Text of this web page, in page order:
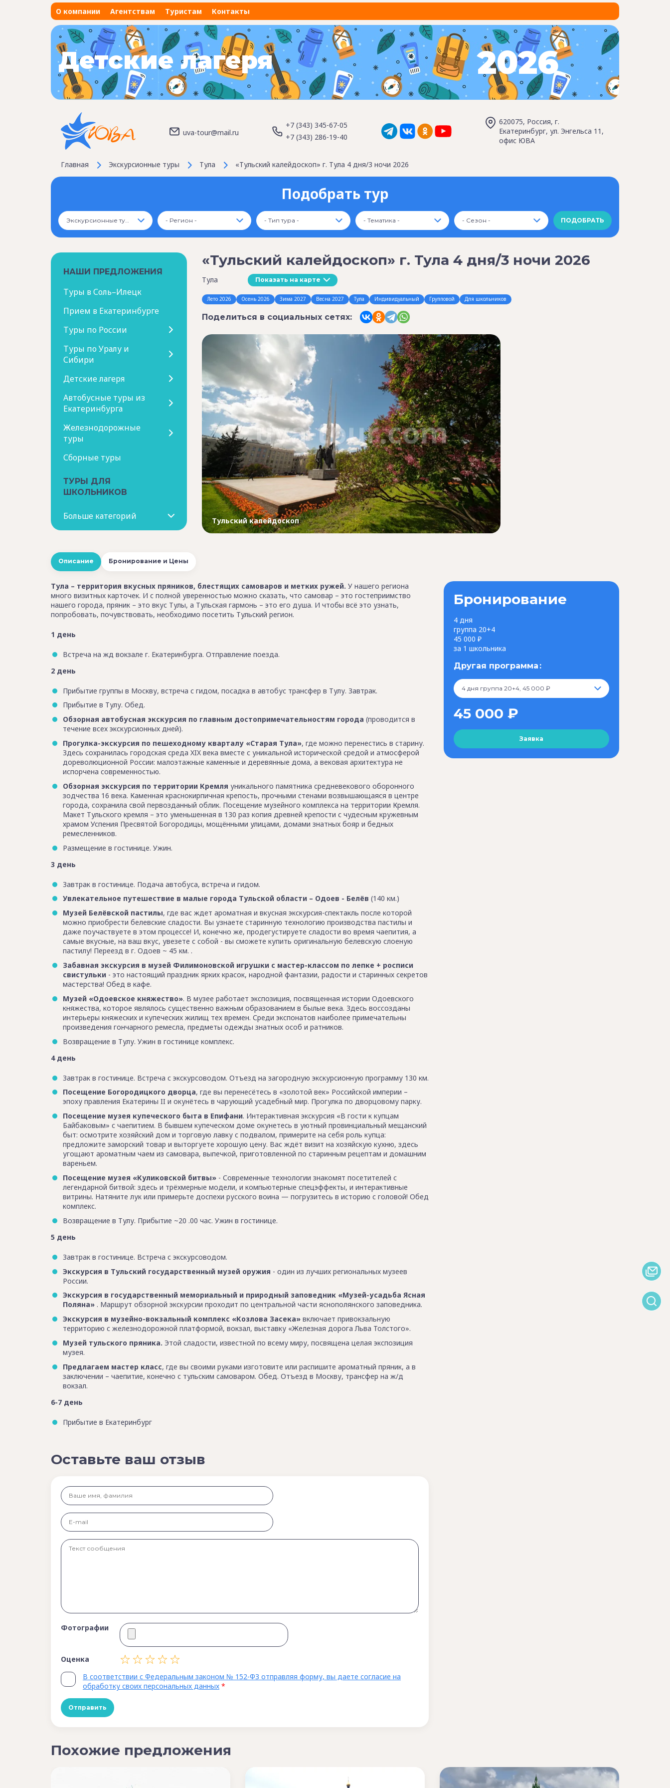
О компании Агентствам Туристам Контакты
Детские лагеря 2026
uva-tour@mail.ru
+7 (343) 345-67-05
+7 (343) 286-19-40
620075, Россия, г.
Екатеринбург, ул. Энгельса 11,
офис ЮВА
Главная Экскурсионные туры Тула «Тульский калейдоскоп» г. Тула 4 дня/3 ночи 2026
Подобрать тур
Экскурсионные туры - Регион - - Тип тура - - Тематика - - Сезон -
НАШИ ПРЕДЛОЖЕНИЯ
Туры в Соль–Илецк
Прием в Екатеринбурге
Туры по России
Туры по Уралу и
Сибири
Детские лагеря
Автобусные туры из
Екатеринбурга
Железнодорожные
туры
Сборные туры
ТУРЫ ДЛЯ
ШКОЛЬНИКОВ
Больше категорий
«Тульский калейдоскоп» г. Тула 4 дня/3 ночи 2026
Тула Показать на карте
Лето 2026 Осень 2026 Зима 2027 Весна 2027 Тула Индивидуальный Групповой Для школьников
Поделиться в социальных сетях:
Тульский калейдоскоп
Описание Бронирование и Цены
Тула – территория вкусных пряников, блестящих самоваров и метких ружей. У нашего региона
много визитных карточек. И с полной уверенностью можно сказать, что самовар – это гостеприимство
нашего города, пряник – это вкус Тулы, а Тульская гармонь – это его душа. И чтобы всё это узнать,
попробовать, почувствовать, необходимо посетить Тульский регион.
1 день
Встреча на жд вокзале г. Екатеринбурга. Отправление поезда.
2 день
Прибытие группы в Москву, встреча с гидом, посадка в автобус трансфер в Тулу. Завтрак.
Прибытие в Тулу. Обед.
Обзорная автобусная экскурсия по главным достопримечательностям города (проводится в
течение всех экскурсионных дней).
Прогулка-экскурсия по пешеходному кварталу «Старая Тула», где можно перенестись в старину.
Здесь сохранилась городская среда XIX века вместе с уникальной исторической средой и атмосферой
дореволюционной России: малоэтажные каменные и деревянные дома, а вековая архитектура не
испорчена современностью.
Обзорная экскурсия по территории Кремля уникального памятника средневекового оборонного
зодчества 16 века. Каменная краснокирпичная крепость, прочными стенами возвышающаяся в центре
города, сохранила свой первозданный облик. Посещение музейного комплекса на территории Кремля.
Макет Тульского кремля – это уменьшенная в 130 раз копия древней крепости с чудесным кружевным
храмом Успения Пресвятой Богородицы, мощёнными улицами, домами знатных бояр и бедных
ремесленников.
Размещение в гостинице. Ужин.
3 день
Завтрак в гостинице. Подача автобуса, встреча и гидом.
Увлекательное путешествие в малые города Тульской области – Одоев - Белёв (140 км.)
Музей Белёвской пастилы, где вас ждет ароматная и вкусная экскурсия-спектакль после которой
можно приобрести белевские сладости. Вы узнаете старинную технологию производства пастилы и
даже поучаствуете в этом процессе! И, конечно же, продегустируете сладости во время чаепития, а
самые вкусные, на ваш вкус, увезете с собой - вы сможете купить оригинальную белевскую слоеную
пастилу! Переезд в г. Одоев ~ 45 км. .
Забавная экскурсия в музей Филимоновской игрушки с мастер-классом по лепке + росписи
свистульки - это настоящий праздник ярких красок, народной фантазии, радости и старинных секретов
мастерства! Обед в кафе.
Музей «Одоевское княжество». В музее работает экспозиция, посвященная истории Одоевского
княжества, которое являлось существенно важным образованием в былые века. Здесь воссозданы
интерьеры княжеских и купеческих жилищ тех времен. Среди экспонатов наиболее примечательны
произведения гончарного ремесла, предметы одежды знатных особ и ратников.
Возвращение в Тулу. Ужин в гостинице комплекс.
4 день
Завтрак в гостинице. Встреча с экскурсоводом. Отъезд на загородную экскурсионную программу 130 км.
Посещение Богородицкого дворца, где вы перенесётесь в «золотой век» Российской империи –
эпоху правления Екатерины II и окунётесь в чарующий усадебный мир. Прогулка по дворцовому парку.
Посещение музея купеческого быта в Епифани. Интерактивная экскурсия «В гости к купцам
Байбаковым» с чаепитием. В бывшем купеческом доме окунетесь в уютный провинциальный мещанский
быт: осмотрите хозяйский дом и торговую лавку с подвалом, примерите на себя роль купца:
предложите заморский товар и выторгуете хорошую цену. Вас ждёт визит на хозяйскую кухню, здесь
угощают ароматным чаем из самовара, выпечкой, приготовленной по старинным рецептам и домашним
вареньем.
Посещение музея «Куликовской битвы» - Современные технологии знакомят посетителей с
легендарной битвой: здесь и трёхмерные модели, и компьютерные спецэффекты, и интерактивные
витрины. Натяните лук или примерьте доспехи русского воина — погрузитесь в историю с головой! Обед
комплекс.
Возвращение в Тулу. Прибытие ~20 .00 час. Ужин в гостинице.
5 день
Завтрак в гостинице. Встреча с экскурсоводом.
Экскурсия в Тульский государственный музей оружия - один из лучших региональных музеев
России.
Экскурсия в государственный мемориальный и природный заповедник «Музей-усадьба Ясная
Поляна» . Маршрут обзорной экскурсии проходит по центральной части яснополянского заповедника.
Экскурсия в музейно-вокзальный комплекс «Козлова Засека» включает привокзальную
территорию с железнодорожной платформой, вокзал, выставку «Железная дорога Льва Толстого».
Музей тульского пряника. Этой сладости, известной по всему миру, посвящена целая экспозиция
музея.
Предлагаем мастер класс, где вы своими руками изготовите или распишите ароматный пряник, а в
заключении – чаепитие, конечно с тульским самоваром. Обед. Отъезд в Москву, трансфер на ж/д
вокзал.
6-7 день
Прибытие в Екатеринбург
Бронирование
4 дня
группа 20+4
45 000 ₽
за 1 школьника
Другая программа
4 дня группа 20+4, 45 000 ₽
45 000 ₽
Оставьте ваш отзыв
Фотографии
Оценка
В соответствии с Федеральным законом № 152-ФЗ отправляя форму, вы даете согласие на
обработку своих персональных данных *
Похожие предложения